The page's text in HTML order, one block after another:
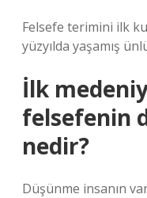
Felsefe terimini ilk
yüzyılda yaşamış
İlk
felsefenin
nedir?
Düşünme insanın